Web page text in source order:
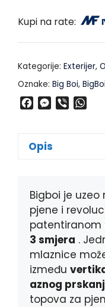
Kupi na rate:
Kategorije: Exterijer,
Oznake: Big Boi, BigBoi
e
b
k
M
s
e
r
p
Opis
Bigboi je
pjene i
patentiranom
3 smjera .
mlaznice
između
aznog
topova za